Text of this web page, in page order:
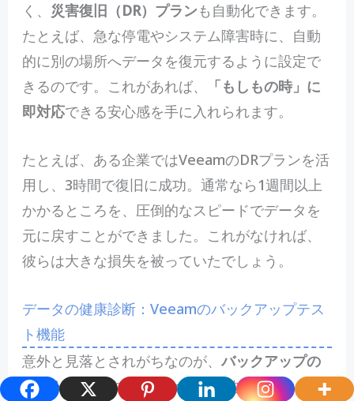
く、 災害復旧（DR）プランも自動化できます。
たとえば、急な停電やシステム障害時に、自動
的に別の場所へデータを復元するように設定で
きるのです。これがあれば、
「もしもの時」に
即対応できる安心感を手に入れられます。
たとえば、ある企業ではVeeamのDRプランを活
用し、3時間で復旧に成功。通常なら1週間以上
かかるところを、圧倒的なスピードでデータを
元に戻すことができました。これがなければ、
彼らは大きな損失を被っていたでしょう。
データの健康診断：Veeamのバックアップテス
ト機能
意外と見落とされがちなのが、 バックアップの
テスト機能です。Veeamは定期的にバックアッ